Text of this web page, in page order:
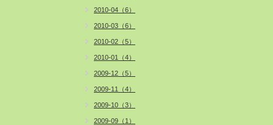
2010-04（6）
2010-03（6）
2010-02（5）
2010-01（4）
2009-12（5）
2009-11（4）
2009-10（3）
2009-09（1）